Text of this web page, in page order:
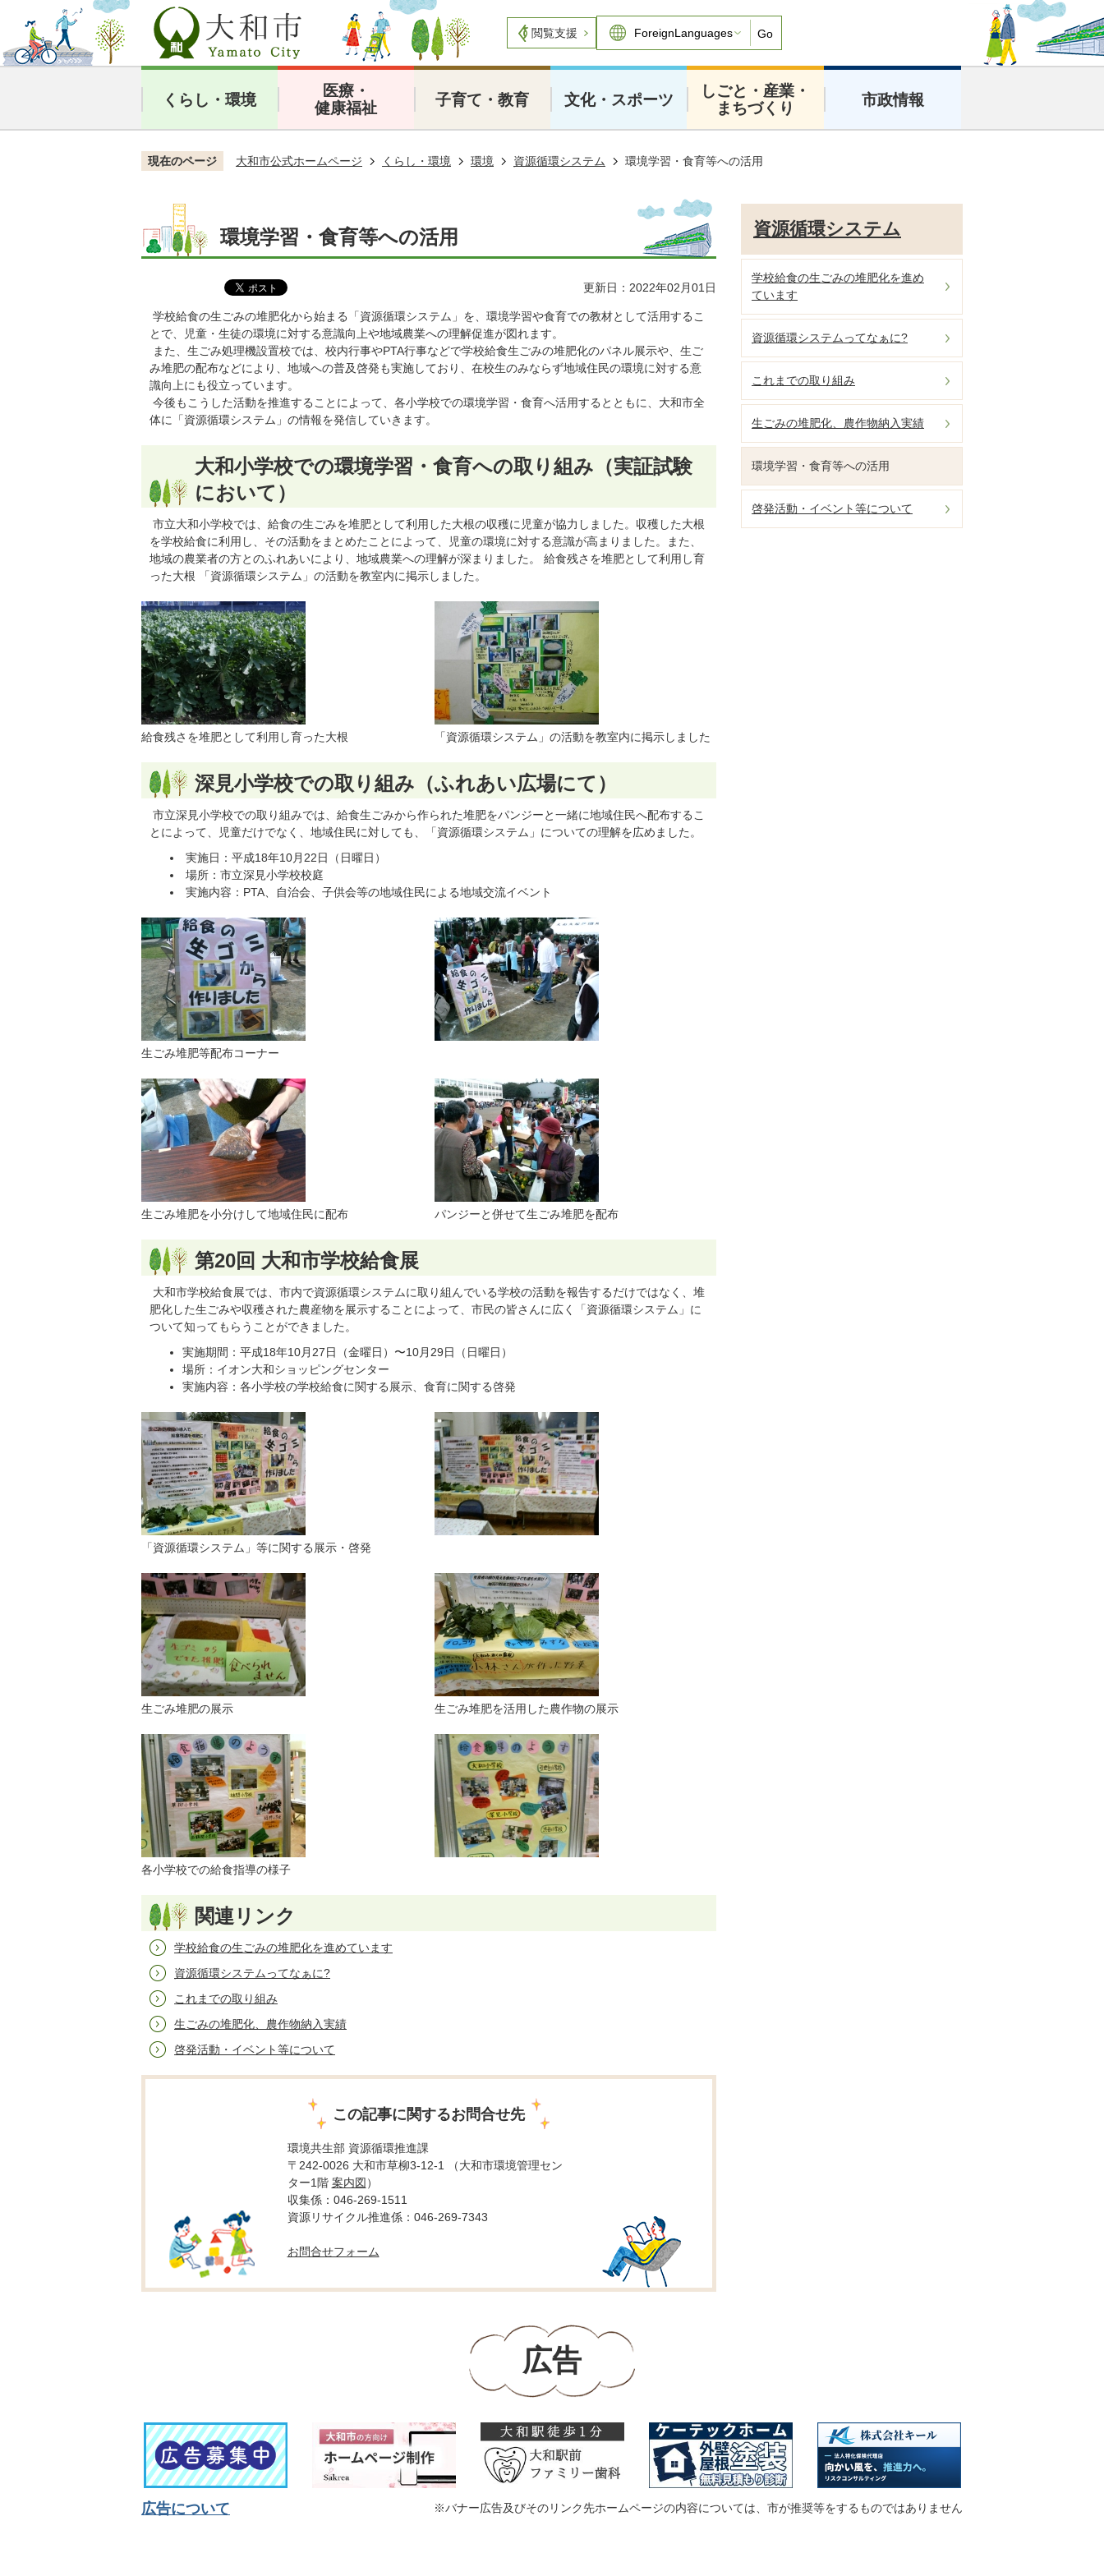
閲覧支援 Go
くらし・環境
医療・
健康福祉
子育て・教育 文化・スポーツ
しごと・産業・
まちづくり
市政情報
現在のページ 大和市公式ホームページ くらし・環境 環境 資源循環システム 環境学習・食育等への活用
環境学習・食育等への活用
更新日：2022年02月01日
学校給食の生ごみの堆肥化から始まる「資源循環システム」を、環境学習や食育での教材として活用するこ
とで、児童・生徒の環境に対する意識向上や地域農業への理解促進が図れます。
また、生ごみ処理機設置校では、校内行事やPTA行事などで学校給食生ごみの堆肥化のパネル展示や、生ご
み堆肥の配布などにより、地域への普及啓発も実施しており、在校生のみならず地域住民の環境に対する意
識向上にも役立っています。
今後もこうした活動を推進することによって、各小学校での環境学習・食育へ活用するとともに、大和市全
体に「資源循環システム」の情報を発信していきます。
大和小学校での環境学習・食育への取り組み（実証試験
において）
市立大和小学校では、給食の生ごみを堆肥として利用した大根の収穫に児童が協力しました。収穫した大根
を学校給食に利用し、その活動をまとめたことによって、児童の環境に対する意識が高まりました。また、
地域の農業者の方とのふれあいにより、地域農業への理解が深まりました。 給食残さを堆肥として利用し育
った大根 「資源循環システム」の活動を教室内に掲示しました。
給食残さを堆肥として利用し育った大根 「資源循環システム」の活動を教室内に掲示しました
深見小学校での取り組み（ふれあい広場にて）
市立深見小学校での取り組みでは、給食生ごみから作られた堆肥をパンジーと一緒に地域住民へ配布するこ
とによって、児童だけでなく、地域住民に対しても、「資源循環システム」についての理解を広めました。
実施日：平成18年10月22日（日曜日）
場所：市立深見小学校校庭
実施内容：PTA、自治会、子供会等の地域住民による地域交流イベント
生ごみ堆肥等配布コーナー
生ごみ堆肥を小分けして地域住民に配布 パンジーと併せて生ごみ堆肥を配布
第20回 大和市学校給食展
大和市学校給食展では、市内で資源循環システムに取り組んでいる学校の活動を報告するだけではなく、堆
肥化した生ごみや収穫された農産物を展示することによって、市民の皆さんに広く「資源循環システム」に
ついて知ってもらうことができました。
実施期間：平成18年10月27日（金曜日）〜10月29日（日曜日）
場所：イオン大和ショッピングセンター
実施内容：各小学校の学校給食に関する展示、食育に関する啓発
「資源循環システム」等に関する展示・啓発
生ごみ堆肥の展示 生ごみ堆肥を活用した農作物の展示
各小学校での給食指導の様子
関連リンク
学校給食の生ごみの堆肥化を進めています
資源循環システムってなぁに?
これまでの取り組み
生ごみの堆肥化、農作物納入実績
啓発活動・イベント等について
この記事に関するお問合せ先
環境共生部 資源循環推進課
〒242-0026 大和市草柳3-12-1 （大和市環境管理セン
ター1階 案内図 ）
収集係：046-269-1511
資源リサイクル推進係：046-269-7343
お問合せフォーム
資源循環システム
学校給食の生ごみの堆肥化を進め
ています
資源循環システムってなぁに?
これまでの取り組み
生ごみの堆肥化、農作物納入実績
環境学習・食育等への活用
啓発活動・イベント等について
広告
広告について ※バナー広告及びそのリンク先ホームページの内容については、市が推奨等をするものではありません